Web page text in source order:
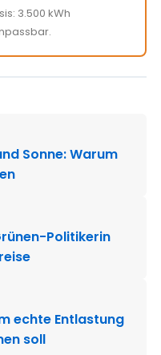
3.500 kWh
Sonne: Warum
Politikerin
echte Entlastung
soll